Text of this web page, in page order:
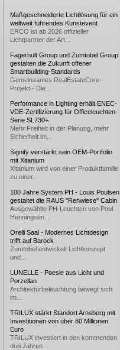
Maßgeschneiderte Lichtlösung für ein
weltweit führendes Kunstevent
ERCO ist ab 2026 offizieller
Lichtpartner der Art...
Fagerhult Group und Zumtobel Group
gestalten die Zukunft offener
Smartbuilding-Standards
Gemeinsames RealEstateCore-
Projekt - Die...
Performance in Lighting erhält ENEC-
VDE-Zertifizierung für Officeleuchten-
Serie SL730+
Mehr Freiheit in der Planung, mehr
Sicherheit im...
Signify verstärkt sein OEM-Portfolio
mit Xitanium
Xitanium wird von einer Produktfamilie
zu einer...
100 Jahre System PH - Louis Poulsen
gestaltet die RAUS "Rehwiese" Cabin
Ausgewählte PH-Leuchten von Poul
Henningsen...
Orelli Saal - Modernes Lichtdesign
trifft auf Barock
Zumtobel entwickelt Lichtkonzept
und...
LUNELLE - Poesie aus Licht und
Porzellan
Architekturbeleuchtung bewegt sich
im...
TRILUX stärkt Standort Arnsberg mit
Investitionen von über 80 Millionen
Euro
TRILUX investiert in den kommenden
drei Jahren...